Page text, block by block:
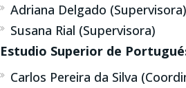
Adriana Delgado (Supervisora)
Susana Rial (Supervisora)
Estudio Superior de
Carlos Pereira da Silva